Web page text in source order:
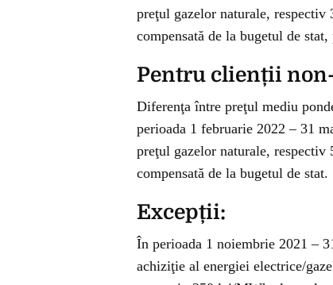
preţul gazelor naturale,
compensată de la bugetul de
Pentru clienții
Diferenţa între preţul mediu
perioada 1 februarie 2022 – 31
preţul gazelor naturale,
compensată de la bugetul de stat.
Excepții:
În perioada 1 noiembrie 2021 –
achiziţie al energiei electrice/